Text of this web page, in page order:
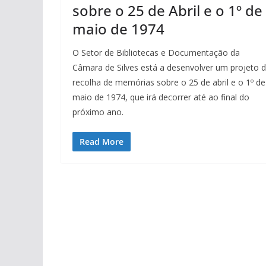
sobre o 25 de Abril e o 1º de
maio de 1974
O Setor de Bibliotecas e Documentação da
Câmara de Silves está a desenvolver um projeto
recolha de memórias sobre o 25 de abril e o 1º de
maio de 1974, que irá decorrer até ao final do
próximo ano.
Read More